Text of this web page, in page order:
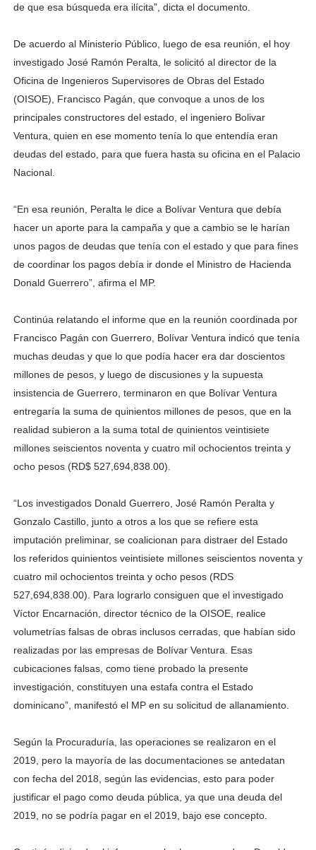
de que esa búsqueda era ilícita”, dicta el documento.
De acuerdo al Ministerio Público, luego de esa reunión, el hoy
investigado José Ramón Peralta, le solicitó al director de la
Oficina de Ingenieros Supervisores de Obras del Estado
(OISOE), Francisco Pagán, que convoque a unos de los
principales constructores del estado, el ingeniero Bolivar
Ventura, quien en ese momento tenía lo que entendía eran
deudas del estado, para que fuera hasta su oficina en el Palacio
Nacional.
“En esa reunión, Peralta le dice a Bolívar Ventura que debía
hacer un aporte para la campaña y que a cambio se le harían
unos pagos de deudas que tenía con el estado y que para fines
de coordinar los pagos debía ir donde el Ministro de Hacienda
Donald Guerrero”, afirma el MP.
Continúa relatando el informe que en la reunión coordinada por
Francisco Pagán con Guerrero, Bolívar Ventura indicó que tenía
muchas deudas y que lo que podía hacer era dar doscientos
millones de pesos, y luego de discusiones y la supuesta
insistencia de Guerrero, terminaron en que Bolívar Ventura
entregaría la suma de quinientos millones de pesos, que en la
realidad subieron a la suma total de quinientos veintisiete
millones seiscientos noventa y cuatro mil ochocientos treinta y
ocho pesos (RD$ 527,694,838.00).
“Los investigados Donald Guerrero, José Ramón Peralta y
Gonzalo Castillo, junto a otros a los que se refiere esta
imputación preliminar, se coalicionan para distraer del Estado
los referidos quinientos veintisiete millones seiscientos noventa y
cuatro mil ochocientos treinta y ocho pesos (RDS
527,694,838.00). Para lograrlo consiguen que el investigado
Víctor Encarnación, director técnico de la OISOE, realice
volumetrías falsas de obras inclusos cerradas, que habían sido
realizadas por las empresas de Bolívar Ventura. Esas
cubicaciones falsas, como tiene probado la presente
investigación, constituyen una estafa contra el Estado
dominicano”, manifestó el MP en su solicitud de allanamiento.
Según la Procuraduría, las operaciones se realizaron en el
2019, pero la mayoría de las documentaciones se antedatan
con fecha del 2018, según las evidencias, esto para poder
justificar el pago como deuda pública, ya que una deuda del
2019, no se podría pagar en el 2019, bajo ese concepto.